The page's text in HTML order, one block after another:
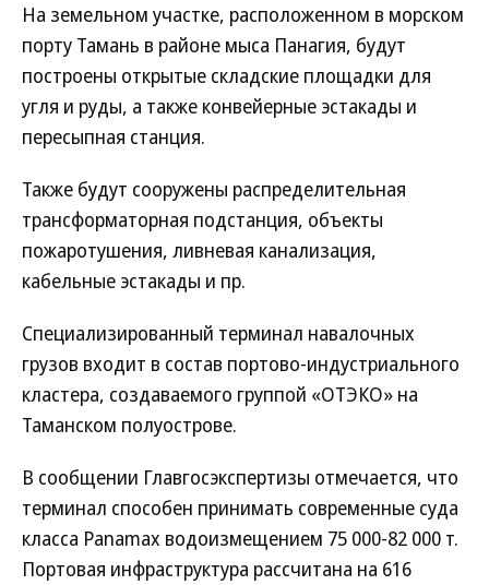
На земельном участке, расположенном в морском
порту Тамань в районе мыса Панагия, будут
построены открытые складские площадки для
угля и руды, а также конвейерные эстакады и
пересыпная станция.
Также будут сооружены распределительная
трансформаторная подстанция, объекты
пожаротушения, ливневая канализация,
кабельные эстакады и пр.
Специализированный терминал навалочных
грузов входит в состав портово-индустриального
кластера, создаваемого группой «ОТЭКО» на
Таманском полуострове.
В сообщении Главгосэкспертизы отмечается, что
терминал способен принимать современные суда
класса Panamax водоизмещением 75 000-82 000 т.
Портовая инфраструктура рассчитана на 616